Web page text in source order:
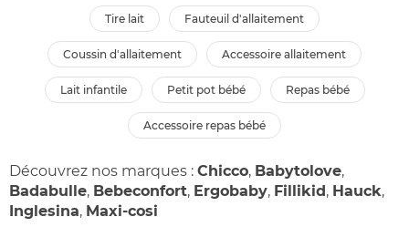
tire lait fauteuil d'allaitement
coussin d'allaitement accessoire allaitement
lait infantile petit pot bébé repas bébé
accessoire repas bébé
Découvrez nos marques : Chicco, Babytolove,
Badabulle, Bebeconfort, Ergobaby, Fillikid, Hauck,
Inglesina, Maxi-cosi